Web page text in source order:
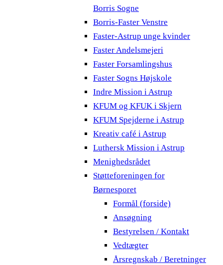
Borris Sogne
Borris-Faster Venstre
Faster-Astrup unge kvinder
Faster Andelsmejeri
Faster Forsamlingshus
Faster Sogns Højskole
Indre Mission i Astrup
KFUM og KFUK i Skjern
KFUM Spejderne i Astrup
Kreativ café i Astrup
Luthersk Mission i Astrup
Menighedsrådet
Støtteforeningen for
Børnesporet
Formål (forside)
Ansøgning
Bestyrelsen / Kontakt
Vedtægter
Årsregnskab / Beretninger